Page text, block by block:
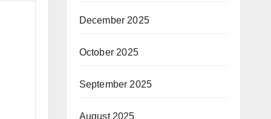
December 2025
October 2025
September 2025
August 2025